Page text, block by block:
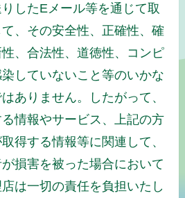
したEメール等を通じて取
、その安全性、正確性、確
、合法性、道徳性、コンピ
していないこと等のいかな
ありません。したがって、
情報やサービス、上記の方
得する情報等に関連して、
損害を被った場合において
は一切の責任を負担いたし